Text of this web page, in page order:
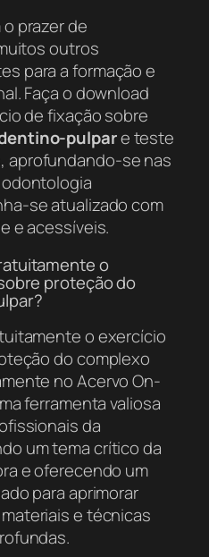
prazer de
outros
para a formação e
Faça o download
de fixação sobre
pulpare teste
aprofundando-se nas
se atualizado com
e acessíveis.
o
proteção do
o exercício
do complexo
no Acervo On-
ferramenta valiosa
da
um tema crítico da
e oferecendo um
para aprimorar
e técnicas